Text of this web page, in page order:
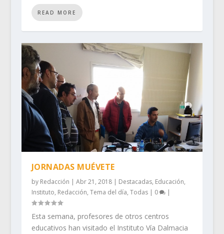
READ MORE
JORNADAS MUÉVETE
by Redacción | Abr 21, 2018| Destacadas, Educación,
Instituto, Redacción, Tema del día, Todas| 0 |
Esta semana, profesores de otros centros
educativos han visitado el Instituto Vía Dalmacia